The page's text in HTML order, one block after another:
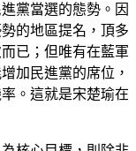
黨當選的態勢。因
的地區提名，頂多
已；但唯有在藍軍
加民進黨的席位，
。這就是宋楚瑜在